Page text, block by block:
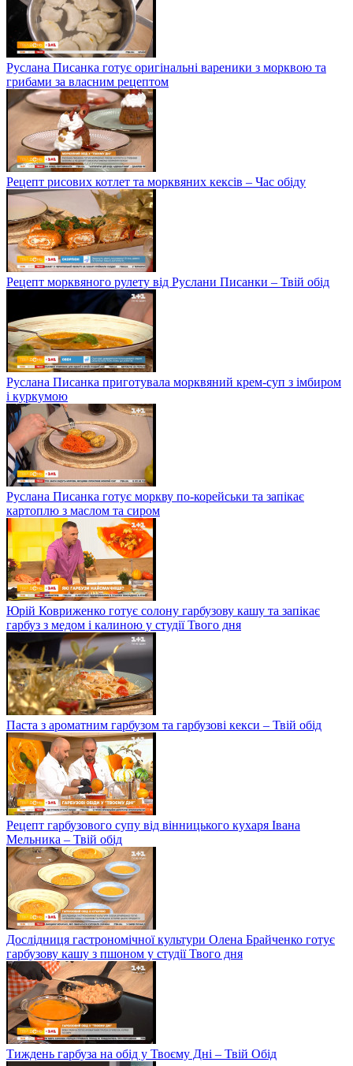
Руслана Писанка готує оригінальні вареники з морквою та
грибами за власним рецептом
Рецепт рисових котлет та морквяних кексів – Час обіду
Рецепт морквяного рулету від Руслани Писанки – Твій обід
Руслана Писанка приготувала морквяний крем-суп з імбиром
і куркумою
Руслана Писанка готує моркву по-корейськи та запікає
картоплю з маслом та сиром
Юрій Ковриженко готує солону гарбузову кашу та запікає
гарбуз з медом і калиною у студії Твого дня
Паста з ароматним гарбузом та гарбузові кекси – Твій обід
Рецепт гарбузового супу від вінницького кухаря Івана
Мельника – Твій обід
Дослідниця гастрономічної культури Олена Брайченко готує
гарбузову кашу з пшоном у студії Твого дня
Тиждень гарбуза на обід у Твоєму Дні – Твій Обід